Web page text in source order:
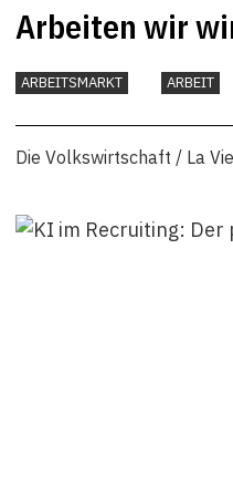
Arbeiten wir
ARBEITSMARKT ARBEIT
Die Volkswirtschaft / La